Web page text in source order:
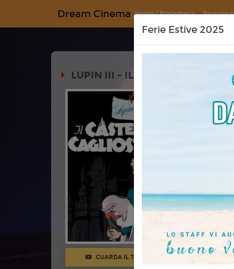
Dream Cinema Home | Biglietteria
LUPIN III - IL CASTELLO DI
GUARDA IL TRAILER
Regia:Hayao
Anno:2026
山田康雄,
上真樹夫, 納谷
石田太郎, 宮内
Tadamichi
Ferie Estive 2025